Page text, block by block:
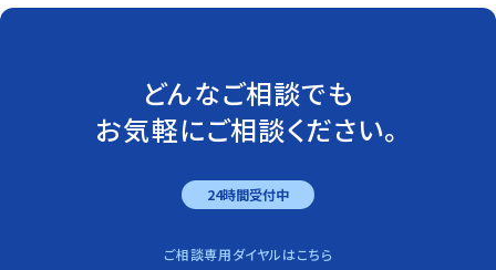
どんなご相談でも
お気軽にご相談ください。
24時間受付中
ご相談専用ダイヤルはこちら